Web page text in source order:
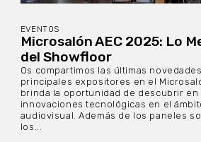
EVENTOS
Microsalón AEC 2025: Lo
del Showfloor
Os compartimos las últimas
principales expositores en el
brinda la oportunidad de descubrir en
innovaciones tecnológicas en el
audiovisual. Además de los paneles
los...